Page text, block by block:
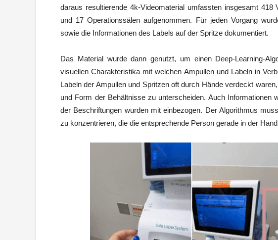
daraus resultierende 4k-Videomaterial umfassten insgesamt
und 17 Operationssälen aufgenommen. Für jeden Vorgang
sowie die Informationen des Labels auf der Spritze dokumentiert.
Das Material wurde dann genutzt, um einen Deep-Learning-
visuellen Charakteristika mit welchen Ampullen und Labeln in
Labeln der Ampullen und Spritzen oft durch Hände verdeckt
und Form der Behältnisse zu unterscheiden. Auch Informationen
der Beschriftungen wurden mit einbezogen. Der Algorithmus
zu konzentrieren, die die entsprechende Person gerade in der